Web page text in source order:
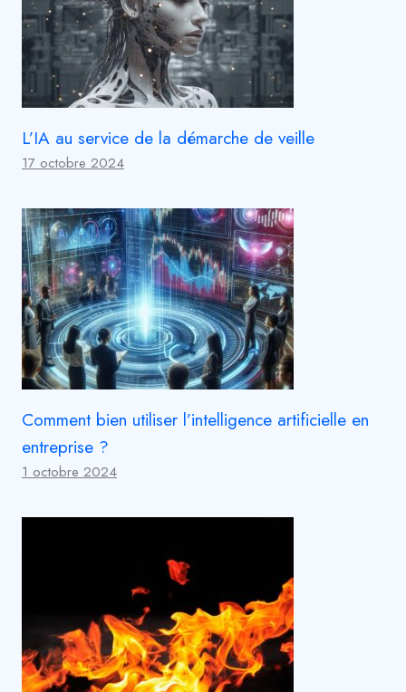
L’IA au service de la démarche de veille
17 octobre 2024
Comment bien utiliser l’intelligence artificielle en
entreprise ?
1 octobre 2024